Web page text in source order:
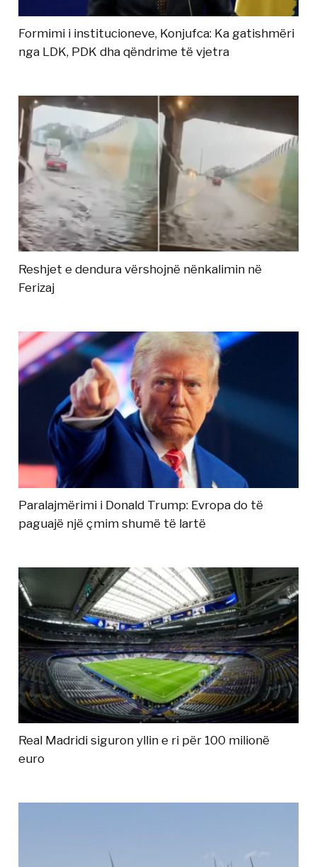
Formimi i institucioneve, Konjufca: Ka gatishmëri
nga LDK, PDK dha qëndrime të vjetra
Reshjet e dendura vërshojnë nënkalimin në
Ferizaj
Paralajmërimi i Donald Trump: Evropa do të
paguajë një çmim shumë të lartë
Real Madridi siguron yllin e ri për 100 milionë
euro